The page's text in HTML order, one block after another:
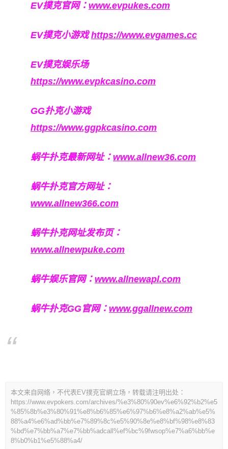
EV撲克官网： www.evpukes.com
EV撲克小游戏https://www.evgames.cc
EV撲克娱乐场
https://www.evpkcasino.com
GG扑克小游戏
https://www.ggpkcasino.com
蜗牛扑克最新网址： www.allnew36.com
蜗牛扑克官方网址：
www.allnew366.com
蜗牛扑克网址发布页：
www.allnewpuke.com
蜗牛娱乐官网： www.allnewapl.com
蜗牛扑克GG官网： www.ggallnew.com
本文来自网络，不代表EV撲克官網立场，转载请注明出处：
https://www.evpokers.com/archives/%e3%80%90ev%e6%92%b2%e5
%85%8b%e3%80%91%e8%b6%85%e6%97%b6%e8%a2%ab%e5%
88%a4%e6%ad%bb%e7%89%8c%e5%90%8e%e8%bf%98%e8%83
%bd%e7%bb%a7%e7%bb%adcall%ef%bc%9fwsop%e7%a6%bb%e
8%b0%b1%e5%88%a4/